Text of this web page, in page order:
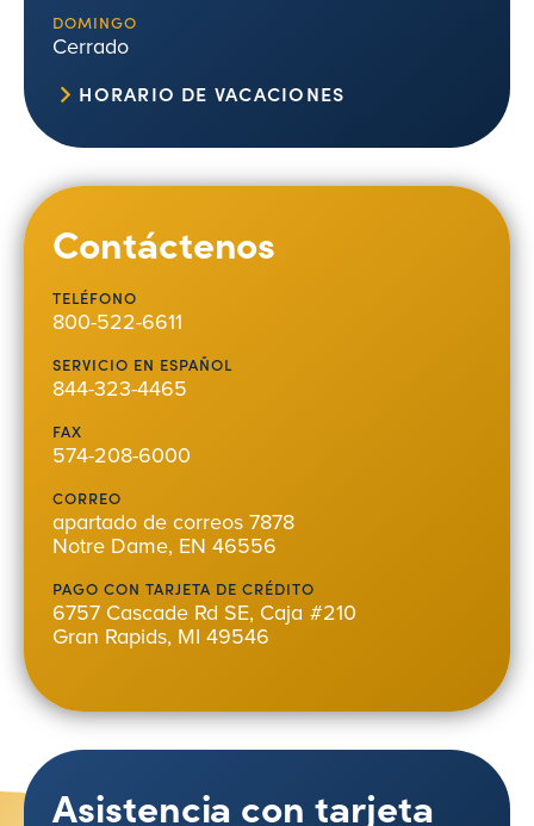
DOMINGO
Cerrado
HORARIO DE VACACIONES
Contáctenos
TELÉFONO
800-522-6611
SERVICIO EN ESPAÑOL
844-323-4465
FAX
574-208-6000
CORREO
apartado de correos 7878
Notre Dame, EN 46556
PAGO CON TARJETA DE CRÉDITO
6757 Cascade Rd SE, Caja #210
Gran Rapids, MI 49546
Asistencia con tarjeta